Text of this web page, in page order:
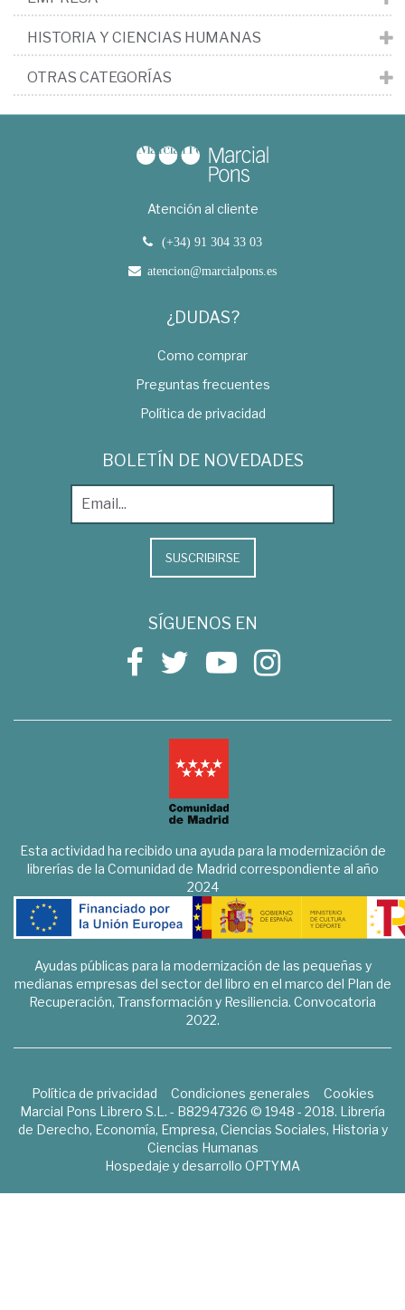
HISTORIA Y CIENCIAS HUMANAS
OTRAS CATEGORÍAS
Atención al cliente
(+34) 91 304 33 03
atencion@marcialpons.es
¿DUDAS?
Como comprar
Preguntas frecuentes
Política de privacidad
BOLETÍN DE NOVEDADES
SUSCRIBIRSE
SÍGUENOS EN
Esta actividad ha recibido una ayuda para la modernización de
librerías de la Comunidad de Madrid correspondiente al año
2024
Ayudas públicas para la modernización de las pequeñas y
medianas empresas del sector del libro en el marco del Plan de
Recuperación, Transformación y Resiliencia. Convocatoria
2022.
Política de privacidad Condiciones generales
Cookies
Marcial Pons Librero S.L. - B82947326 © 1948 - 2018. Librería
de Derecho, Economía, Empresa, Ciencias Sociales, Historia y
Ciencias Humanas
Hospedaje y desarrollo OPTYMA